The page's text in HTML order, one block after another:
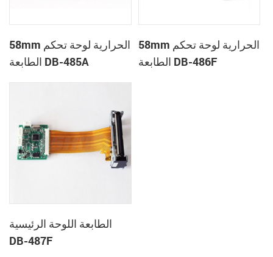
58mm الحرارية لوحة تحكم
الطابعة DB-485A
58mm الحرارية لوحة تحكم
الطابعة DB-486F
الطابعة اللوحة الرئيسية
DB-487F